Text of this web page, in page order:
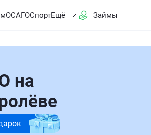
ОСАГОСпортЕщё Займы
на